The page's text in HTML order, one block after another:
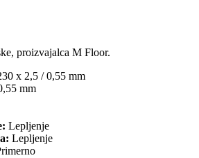
proizvajalca M Floor.
x 2,5 / 0,55 mm
mm
Lepljenje
Lepljenje